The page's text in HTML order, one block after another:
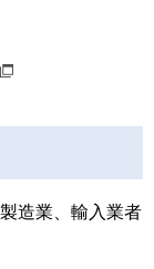
造業、輸入業者